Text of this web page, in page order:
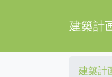
建築計
建築計